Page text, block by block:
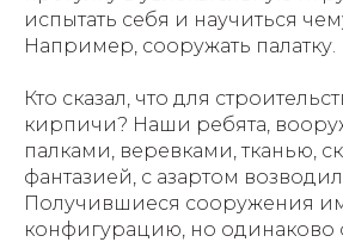
испытать себя и научиться
Например, сооружать палатку.
Кто сказал, что для
кирпичи? Наши ребята,
палками, веревками, тканью,
фантазией, с азартом
Получившиеся сооружения
конфигурацию, но одинаково